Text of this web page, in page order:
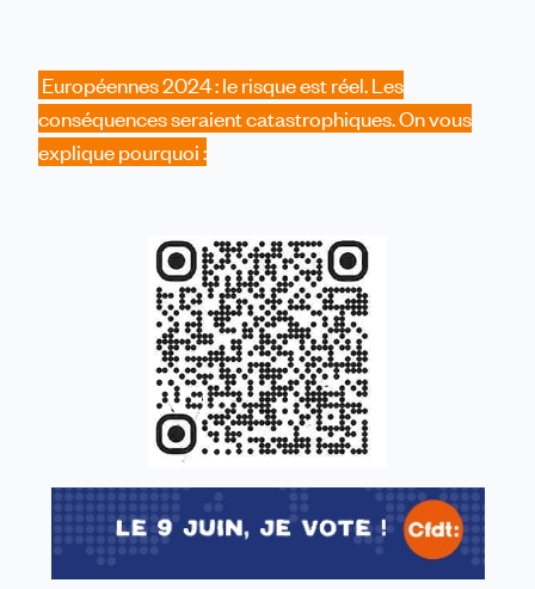
Européennes 2024 : le risque est réel. Les
conséquences seraient catastrophiques. On vous
explique pourquoi :